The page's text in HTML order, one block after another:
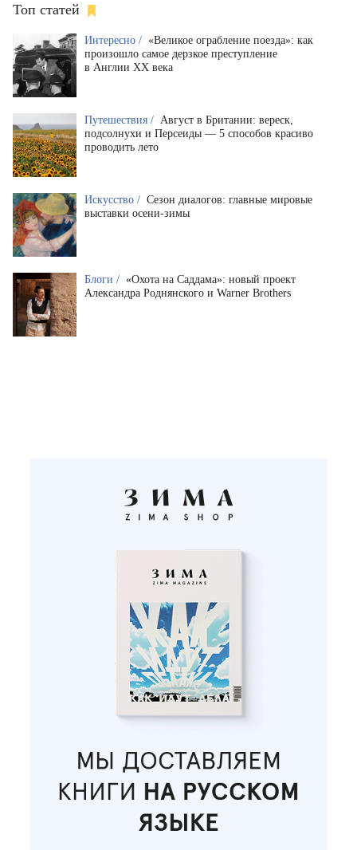
Топ статей
Интересно / «Великое ограбление поезда»: как
произошло самое дерзкое преступление
в Англии XX века
Путешествия / Август в Британии: вереск,
подсолнухи и Персеиды — 5 способов красиво
проводить лето
Искусство / Сезон диалогов: главные мировые
выставки осени-зимы
Блоги / «Охота на Саддама»: новый проект
Александра Роднянского и Warner Brothers